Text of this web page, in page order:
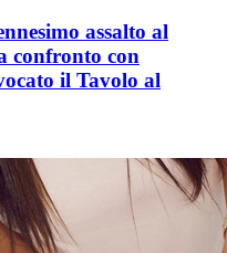
assalto al
confronto con
il Tavolo al